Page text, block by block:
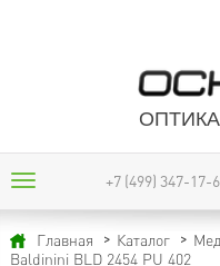
+7 (499) 347-17-
Главная Каталог
Baldinini BLD 2454 PU 402